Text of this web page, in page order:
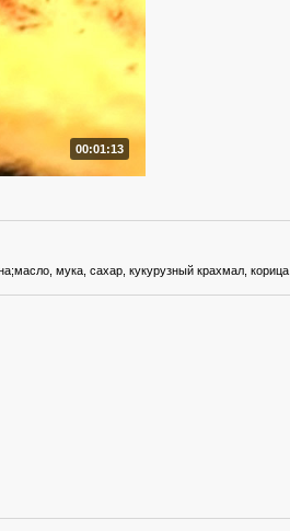
00:01:13
мука, сахар, кукурузный крахмал, корица.